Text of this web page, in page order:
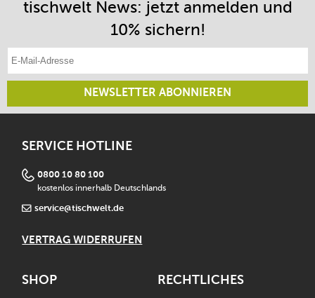
tischwelt News: jetzt anmelden und
10% sichern!
E-Mail-Adresse eintragen
NEWSLETTER ABONNIEREN
SERVICE HOTLINE
0800 10 80 100
kostenlos innerhalb Deutschlands
service@tischwelt.de
VERTRAG WIDERRUFEN
SHOP RECHTLICHES